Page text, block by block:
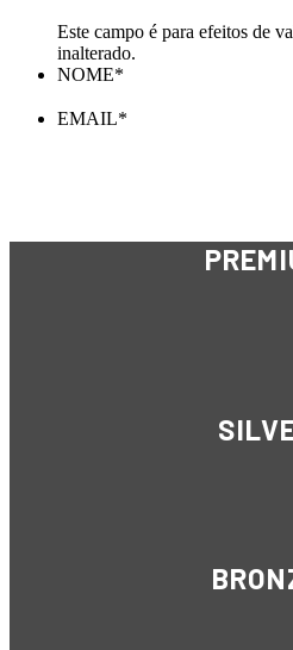
Este campo é para efeitos de
inalterado.
NOME*
EMAIL*